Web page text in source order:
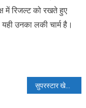
में रिजल्ट को रखते हुए
उनका लकी चार्म है।
सुपरस्टार खेसारीलाल यादव की बॉडी देखकर हल्क को भूल जायेंगे आप